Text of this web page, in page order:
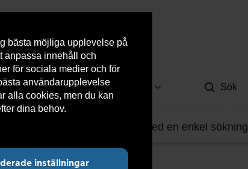
bästa möjliga upplevelse på
anpassa innehåll och
för sociala medier och för
användarupplevelse
alla cookies, men du kan
dina behov.
inställningar
Kontakta oss Kundservice
Hitta det du letar efter med en enkel sökning
Sök